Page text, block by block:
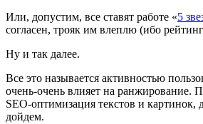
Или, допустим, все ставят работе «5
согласен, трояк им влеплю (ибо
Ну и так далее.
Все это называется активностью
очень-очень влияет на ранжирование.
SEO-оптимизация текстов и картинок,
дойдем.